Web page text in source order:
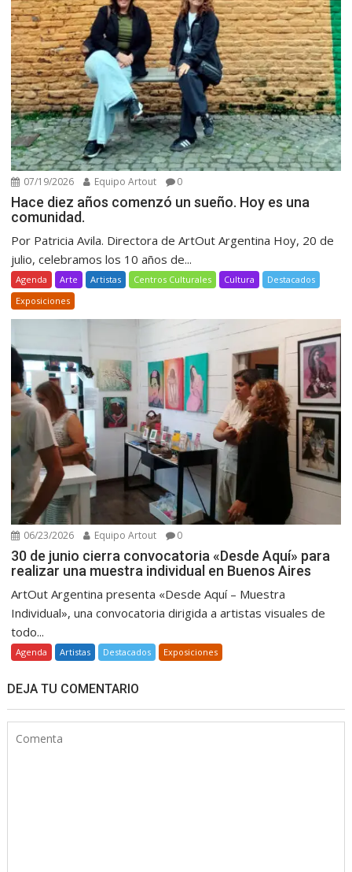
07/19/2026 Equipo Artout 0
Hace diez años comenzó un sueño. Hoy es una
comunidad.
Por Patricia Avila. Directora de ArtOut Argentina Hoy, 20 de
julio, celebramos los 10 años de...
Agenda Arte Artistas Centros Culturales Cultura
Destacados
Exposiciones
06/23/2026 Equipo Artout 0
30 de junio cierra convocatoria «Desde Aquí» para
realizar una muestra individual en Buenos Aires
ArtOut Argentina presenta «Desde Aquí – Muestra
Individual», una convocatoria dirigida a artistas visuales de
todo...
Agenda Artistas Destacados Exposiciones
DEJA TU COMENTARIO